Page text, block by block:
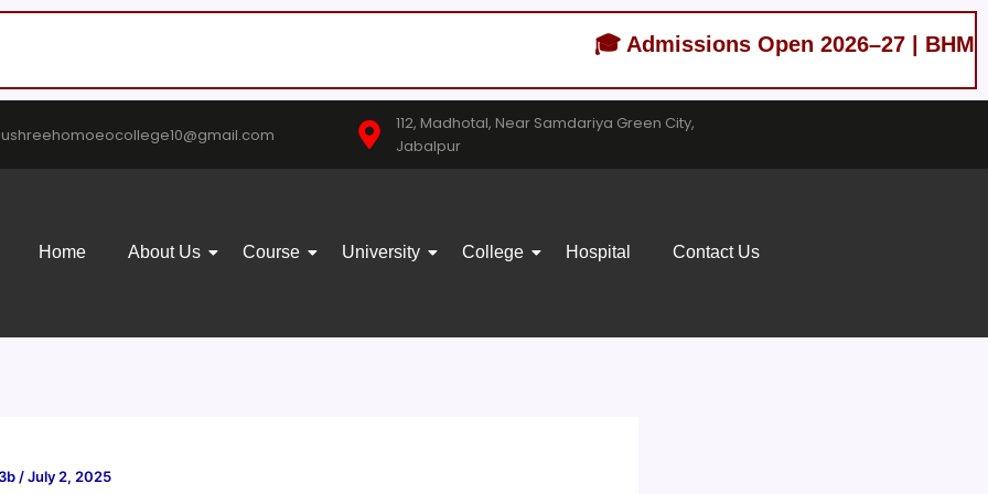
🎓 Admissions Open 2026–27 | BHMS
112, Madhotal, Near Samdariya Green City,
Jabalpur
Home About Us Course University College Hospital Contact Us
/July 2, 2025